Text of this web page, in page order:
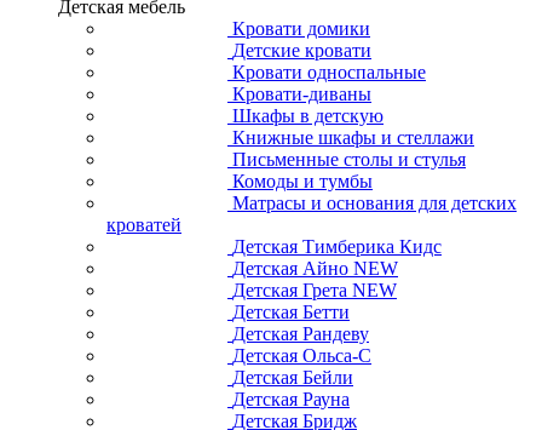
Детская мебель
Кровати домики
Детские кровати
Кровати односпальные
Кровати-диваны
Шкафы в детскую
Книжные шкафы и стеллажи
Письменные столы и стулья
Комоды и тумбы
Матрасы и основания для детских
кроватей
Детская Тимберика Кидс
Детская Айно NEW
Детская Грета NEW
Детская Бетти
Детская Рандеву
Детская Ольса-С
Детская Бейли
Детская Рауна
Детская Бридж